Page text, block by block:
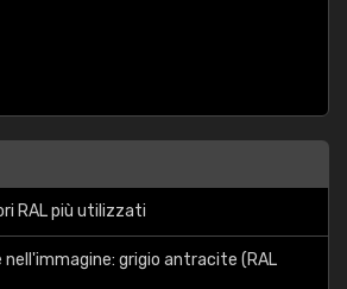
RAL più utilizzati
nell'immagine: grigio antracite (RAL